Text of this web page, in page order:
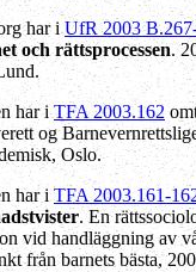
har iUfR 2003
och rättsprocessen.
har iTFA 2003.162
og
Oslo.
har iTFA 2003.161-
. En
vid handläggning av
från barnets bästa,